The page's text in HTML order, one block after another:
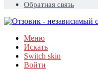
Обратная связь
Меню
Искать
Switch skin
Войти